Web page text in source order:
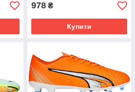
978 ₴
Купити